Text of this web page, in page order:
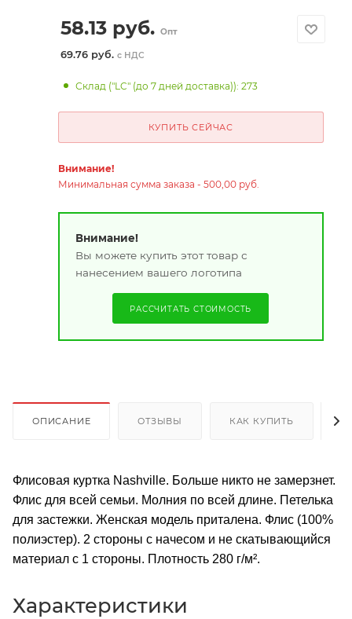
58.13руб. Опт
69.76 руб. с НДС
Склад ("LC" (до 7 дней доставка)): 273
КУПИТЬ СЕЙЧАС
Внимание!
Минимальная сумма заказа - 500,00 руб.
Внимание!
Вы можете купить этот товар с
нанесением вашего логотипа
РАССЧИТАТЬ СТОИМОСТЬ
ОПИСАНИЕ ОТЗЫВЫ КАК КУПИТЬ
Флисовая куртка Nashville. Больше никто не замерзнет.
Флис для всей семьи. Молния по всей длине. Петелька
для застежки. Женская модель приталена. Флис (100%
полиэстер). 2 стороны с начесом и не скатывающийся
материал с 1 стороны. Плотность 280 г/м².
Характеристики